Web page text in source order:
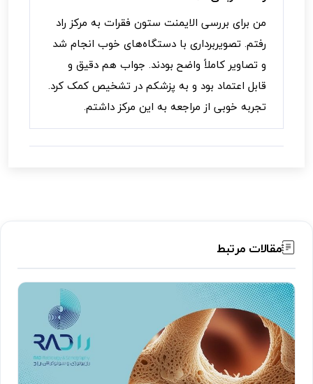
من برای بررسی الایمنت ستون فقرات به مرکز راد
رفتم. تصویربرداری با دستگاه‌های خوب انجام شد
و تصاویر کاملاً واضح بودند. جواب هم دقیق و
قابل اعتماد بود و به پزشکم در تشخیص کمک کرد.
تجربه خوبی از مراجعه به این مرکز داشتم.
مقالات مرتبط